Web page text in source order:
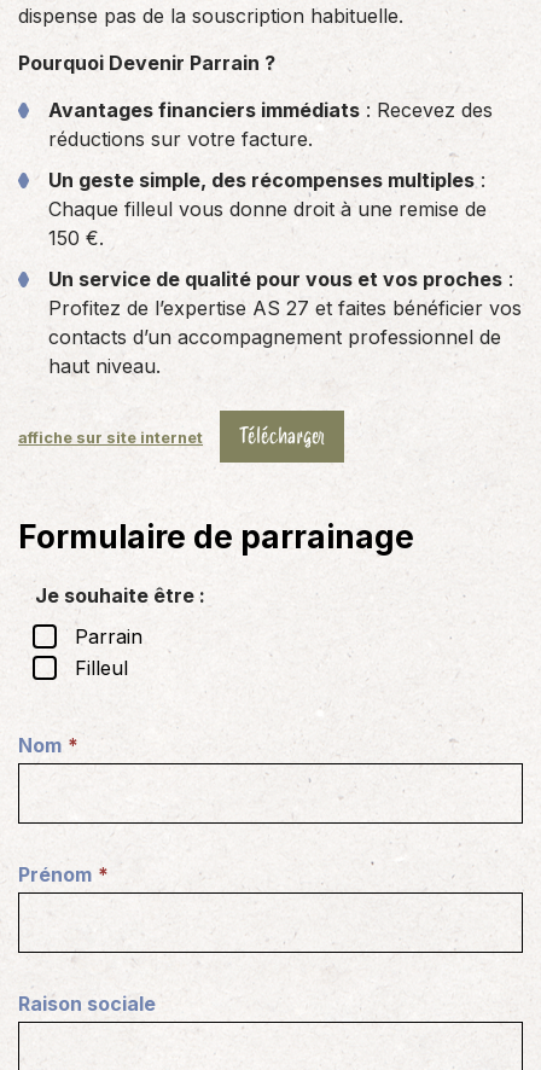
dispense pas de la souscription habituelle.
Pourquoi Devenir Parrain ?
Avantages financiers immédiats : Recevez des
réductions sur votre facture.
Un geste simple, des récompenses multiples:
Chaque filleul vous donne droit à une remise de
150 €.
Un service de qualité pour vous et vos proches :
Profitez de l’expertise AS 27 et faites bénéficier vos
contacts d’un accompagnement professionnel de
haut niveau.
affiche sur site internet Télécharger
Formulaire de parrainage
Je souhaite être :
Parrain
Filleul
Nom
é
e
s
i
Prénom
é
c
e
Raison sociale